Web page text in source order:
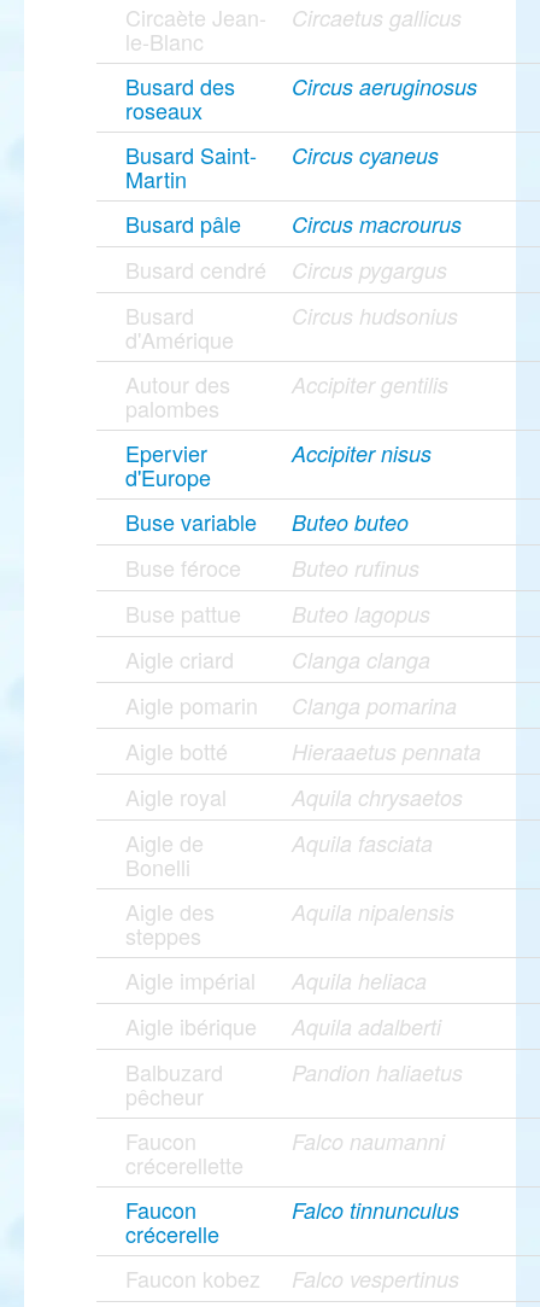
Circaète Jean-
le-Blanc
Circaetus gallicus
Busard des
roseaux
Circus aeruginosus
Busard Saint-
Martin
Circus cyaneus
Busard pâle Circus macrourus
Busard cendré Circus pygargus
Busard
d'Amérique
Circus hudsonius
Autour des
palombes
Accipiter gentilis
Epervier
d'Europe
Accipiter nisus
Buse variable Buteo buteo
Buse féroce Buteo rufinus
Buse pattue Buteo lagopus
Aigle criard Clanga clanga
Aigle pomarin Clanga pomarina
Aigle botté Hieraaetus pennata
Aigle royal Aquila chrysaetos
Aigle de
Bonelli
Aquila fasciata
Aigle des
steppes
Aquila nipalensis
Aigle impérial Aquila heliaca
Aigle ibérique Aquila adalberti
Balbuzard
pêcheur
Pandion haliaetus
Faucon
crécerellette
Falco naumanni
Faucon
crécerelle
Falco tinnunculus
Faucon kobez Falco vespertinus